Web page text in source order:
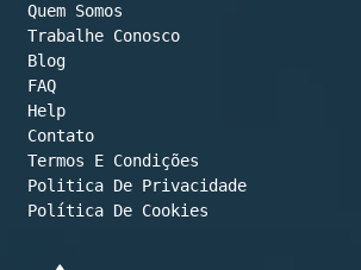
Quem Somos
Trabalhe Conosco
Blog
FAQ
Help
Contato
Termos E Condições
Política De Cookies